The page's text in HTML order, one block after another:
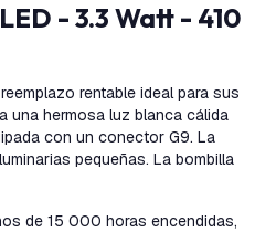
rentable ideal para sus
una hermosa luz blanca cálida
con un conector G9. La
pequeñas. La bombilla
de 15 000 horas encendidas,